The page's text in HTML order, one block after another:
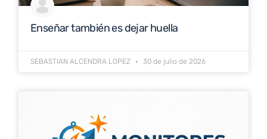
Enseñar también es dejar huella
SEBASTIAN ALCENDRA LOPEZ 30 de julio de 2026